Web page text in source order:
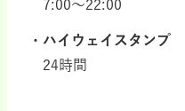
7:00～22:00
ハイウェイスタンプ
24時間